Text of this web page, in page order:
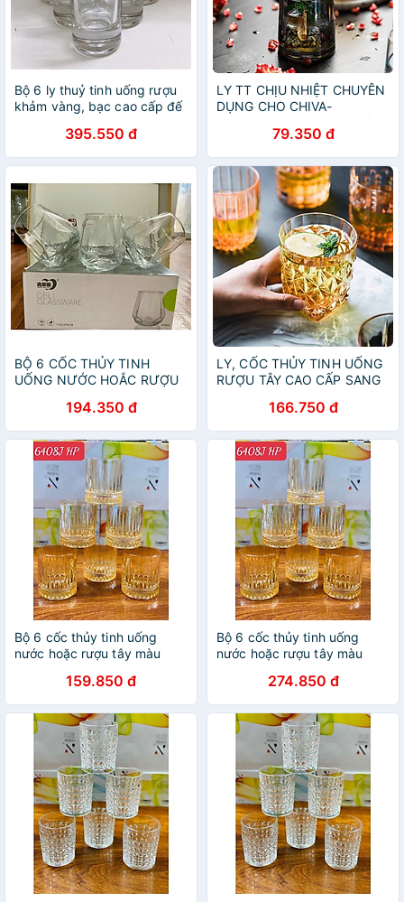
Bộ 6 ly thuỷ tinh uống rượu
khảm vàng, bạc cao cấp đế
395.550 đ
LY TT CHỊU NHIỆT CHUYÊN
DỤNG CHO CHIVA-
THỦY TINH CAO CẤP | CỐC
TRỤ UỐNG RƯỢU MẠNH
79.350 đ
BỘ 6 CỐC THỦY TINH
UỐNG NƯỚC HOẮC RƯỢU
194.350 đ
LY, CỐC THỦY TINH UỐNG
RƯỢU TÂY CAO CẤP SANG
166.750 đ
Bộ 6 cốc thủy tinh uống
nước hoặc rượu tây màu
159.850 đ
Bộ 6 cốc thủy tinh uống
nước hoặc rượu tây màu
274.850 đ